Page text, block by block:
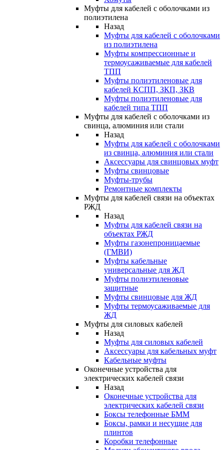
Муфты для кабелей с оболочками из
полиэтилена
Назад
Муфты для кабелей с оболочками
из полиэтилена
Муфты компрессионные и
термоусаживаемые для кабелей
ТПП
Муфты полиэтиленовые для
кабелей КСПП, ЗКП, ЗКВ
Муфты полиэтиленовые для
кабелей типа ТПП
Муфты для кабелей с оболочками из
свинца, алюминия или стали
Назад
Муфты для кабелей с оболочками
из свинца, алюминия или стали
Аксессуары для свинцовых муфт
Муфты свинцовые
Муфты-трубы
Ремонтные комплекты
Муфты для кабелей связи на объектах
РЖД
Назад
Муфты для кабелей связи на
объектах РЖД
Муфты газонепроницаемые
(ГМВИ)
Муфты кабельные
универсальные для ЖД
Муфты полиэтиленовые
защитные
Муфты свинцовые для ЖД
Муфты термоусаживаемые для
ЖД
Муфты для силовых кабелей
Назад
Муфты для силовых кабелей
Аксессуары для кабельных муфт
Кабельные муфты
Оконечные устройства для
электрических кабелей связи
Назад
Оконечные устройства для
электрических кабелей связи
Боксы телефонные БММ
Боксы, рамки и несущие для
плинтов
Коробки телефонные